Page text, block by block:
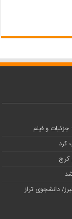
و فیلم
دانشجوی تراز